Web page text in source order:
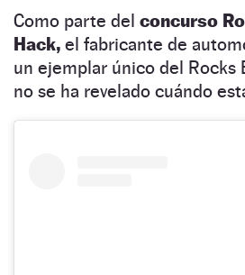
Como parte del concurso
Hack, el fabricante de
un ejemplar único del Rocks
no se ha revelado cuándo